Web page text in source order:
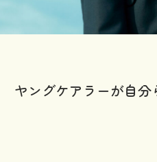
ヤングケアラーが自分